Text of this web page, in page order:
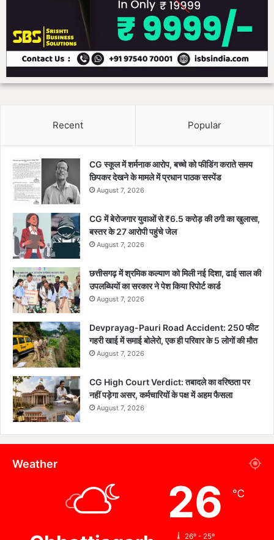
Recent Popular
CG स्कूल में शर्मनाक आरोप, बच्चे को फीडिंग कराते समय
छिपकर देखने के मामले में प्रधान पाठक सस्पेंड
August 7, 2026
CG में बेरोजगार युवाओं से ₹6.5 करोड़ की ठगी का खुलासा,
बस्तर के 27 आरोपी पहुंचे जेल
August 7, 2026
छत्तीसगढ़ में श्रमिक कल्याण को मिली नई दिशा, ढाई साल की
उपलब्धियों का सरकार ने पेश किया रिपोर्ट कार्ड
August 7, 2026
Devprayag-Pauri Road Accident: 250 फीट
गहरी खाई में समाई बोलेरो, एक ही परिवार के 5 लोगों की मौत
August 7, 2026
CG High Court Verdict: तबादले का वरिष्ठता पर
नहीं पड़ेगा असर, कर्मचारियों के पक्ष में अहम फैसला
August 7, 2026
Weather
26 ℃
26º - 25º